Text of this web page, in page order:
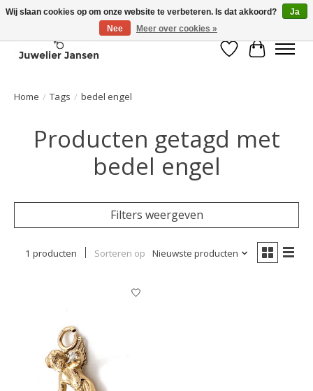
Verlanglijst
Home / Tags / bedel engel
Producten getagd met
bedel engel
Filters weergeven
1 producten Sorteren op Nieuwste producten
Wij slaan cookies op om onze website te verbeteren. Is dat akkoord?
Ja
Nee
Meer over cookies »